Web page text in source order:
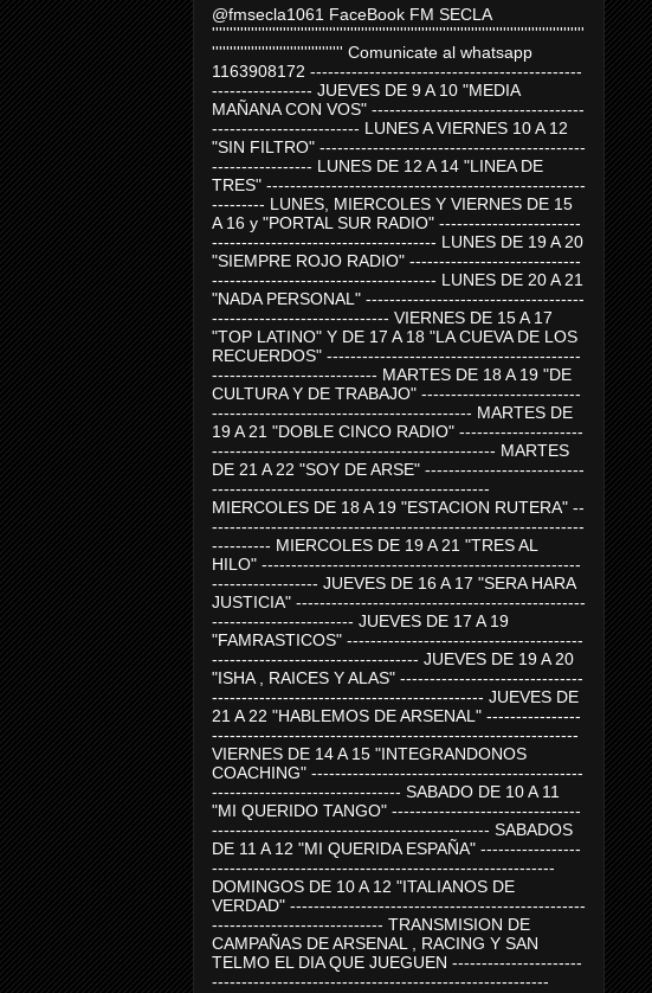
@fmsecla1061 FaceBook FM SECLA
'''''''''''''''''''''''''''''''''''''''''''''''''''''''''''''''''''''''''''''''''''''''''''''''''''''''''
''''''''''''''''''''''''''''''''''''' Comunicate al whatsapp
1163908172 ----------------------------------------------
----------------- JUEVES DE 9 A 10 "MEDIA
MAÑANA CON VOS" ------------------------------------
------------------------- LUNES A VIERNES 10 A 12
"SIN FILTRO" ---------------------------------------------
----------------- LUNES DE 12 A 14 "LINEA DE
TRES" ------------------------------------------------------
--------- LUNES, MIERCOLES Y VIERNES DE 15
A 16 y "PORTAL SUR RADIO" ------------------------
-------------------------------------- LUNES DE 19 A 20
"SIEMPRE ROJO RADIO" -----------------------------
-------------------------------------- LUNES DE 20 A 21
"NADA PERSONAL" -------------------------------------
------------------------------ VIERNES DE 15 A 17
"TOP LATINO" Y DE 17 A 18 "LA CUEVA DE LOS
RECUERDOS" -------------------------------------------
---------------------------- MARTES DE 18 A 19 "DE
CULTURA Y DE TRABAJO" ---------------------------
-------------------------------------------- MARTES DE
19 A 21 "DOBLE CINCO RADIO" ---------------------
------------------------------------------------ MARTES
DE 21 A 22 "SOY DE ARSE" ---------------------------
-----------------------------------------------
MIERCOLES DE 18 A 19 "ESTACION RUTERA" --
---------------------------------------------------------------
---------- MIERCOLES DE 19 A 21 "TRES AL
HILO" ------------------------------------------------------
------------------ JUEVES DE 16 A 17 "SERA HARA
JUSTICIA" -------------------------------------------------
------------------------ JUEVES DE 17 A 19
"FAMRASTICOS" ----------------------------------------
----------------------------------- JUEVES DE 19 A 20
"ISHA , RAICES Y ALAS" -------------------------------
---------------------------------------------- JUEVES DE
21 A 22 "HABLEMOS DE ARSENAL" ----------------
--------------------------------------------------------------
VIERNES DE 14 A 15 "INTEGRANDONOS
COACHING" ----------------------------------------------
-------------------------------- SABADO DE 10 A 11
"MI QUERIDO TANGO" --------------------------------
----------------------------------------------- SABADOS
DE 11 A 12 "MI QUERIDA ESPAÑA" -----------------
----------------------------------------------------------
DOMINGOS DE 10 A 12 "ITALIANOS DE
VERDAD" --------------------------------------------------
----------------------------- TRANSMISION DE
CAMPAÑAS DE ARSENAL , RACING Y SAN
TELMO EL DIA QUE JUEGUEN ----------------------
---------------------------------------------------------